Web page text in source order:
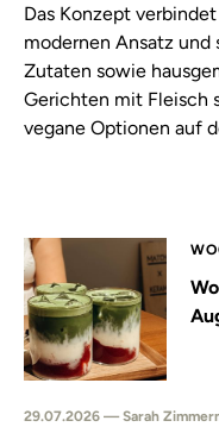
Das Konzept
modernen Ansatz
Zutaten sowie
Gerichten mit Fleisch
vegane Optionen auf
29.07.2026 — Sarah